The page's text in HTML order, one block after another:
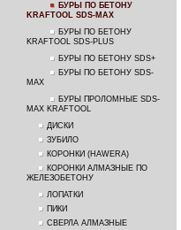
БУРЫ ПО БЕТОНУ
KRAFTOOL SDS-MAX
БУРЫ ПО БЕТОНУ
KRAFTOOL SDS-PLUS
БУРЫ ПО БЕТОНУ SDS+
БУРЫ ПО БЕТОНУ SDS-
MAX
БУРЫ ПРОЛОМНЫЕ SDS-
MAX KRAFTOOL
ДИСКИ
ЗУБИЛО
КОРОНКИ (HAWERA)
КОРОНКИ АЛМАЗНЫЕ ПО
ЖЕЛЕЗОБЕТОНУ
ЛОПАТКИ
ПИКИ
СВЕРЛА АЛМАЗНЫЕ